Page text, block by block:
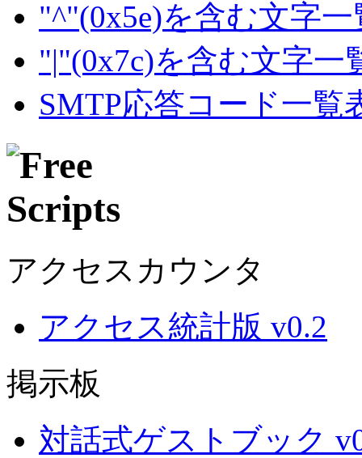
"^"(0x5e)を含む文字一
"|"(0x7c)を含む文字一
SMTP応答コード一覧
アクセスカウンタ
アクセス統計版 v0.2
掲示板
対話式ゲストブック